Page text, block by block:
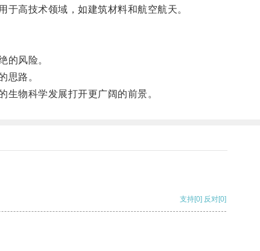
高技术领域，如建筑材料和航空航天。
的风险。
思路。
物科学发展打开更广阔的前景。
支持[0] 反对[0]